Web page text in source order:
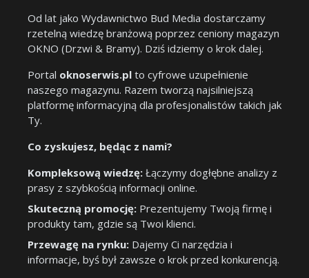
Od lat jako Wydawnictwo Bud Media dostarczamy
rzetelną wiedzę branżową poprzez ceniony magazyn
OKNO (Drzwi & Bramy). Dziś idziemy o krok dalej.
Portal oknoserwis.pl to cyfrowe uzupełnienie
naszego magazynu. Razem tworzą najsilniejszą
platformę informacyjną dla profesjonalistów takich jak
Ty.
Co zyskujesz, będąc z nami?
Kompleksową wiedzę: Łączymy dogłębne analizy z
prasy z szybkością informacji online.
Skuteczną promocję: Prezentujemy Twoją firmę i
produkty tam, gdzie są Twoi klienci.
Przewagę na rynku: Dajemy Ci narzędzia i
informacje, byś był zawsze o krok przed konkurencją.